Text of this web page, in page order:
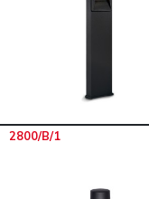
2800/B/1